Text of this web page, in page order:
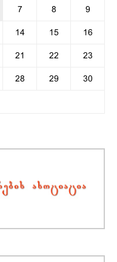
7 8 9
14 15 16
21 22 23
28 29 30